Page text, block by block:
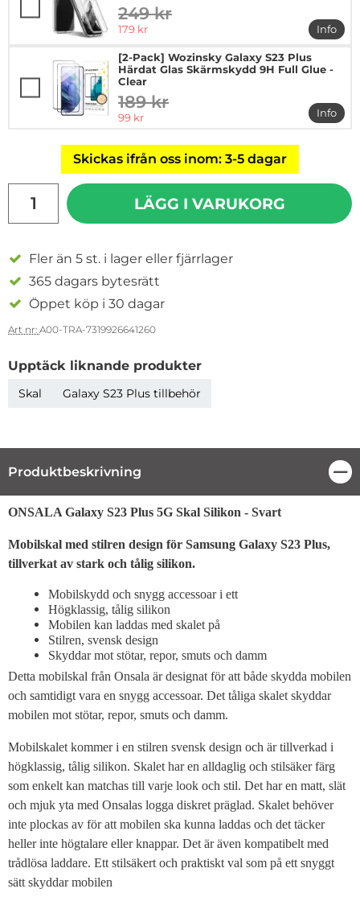
tidigare pris
249 kr
rea pris
179 kr
Info
mer
[2-Pack] Wozinsky Galaxy S23 Plus
Härdat Glas Skärmskydd 9H Full Glue -
Clear
tidigare pris
189 kr
rea pris
99 kr
Info
mer
Skickas ifrån oss inom: 3-5 dagar
LÄGG I VARUKORG
Fler än 5 st. i lager eller fjärrlager
365 dagars bytesrätt
Öppet köp i 30 dagar
Art nr: A00-TRA-7319926641260
Upptäck liknande produkter
Skal Galaxy S23 Plus tillbehör
Produktbeskrivning
Produktbeskrivning
ONSALA Galaxy S23 Plus 5G Skal Silikon - Svart
Mobilskal med stilren design för Samsung Galaxy S23 Plus,
tillverkat av stark och tålig silikon.
Mobilskydd och snygg accessoar i ett
Högklassig, tålig silikon
Mobilen kan laddas med skalet på
Stilren, svensk design
Skyddar mot stötar, repor, smuts och damm
Detta mobilskal från Onsala är designat för att både skydda mobilen
och samtidigt vara en snygg accessoar. Det tåliga skalet skyddar
mobilen mot stötar, repor, smuts och damm.
Mobilskalet kommer i en stilren svensk design och är tillverkad i
högklassig, tålig silikon. Skalet har en alldaglig och stilsäker färg
som enkelt kan matchas till varje look och stil. Det har en matt, slät
och mjuk yta med Onsalas logga diskret präglad. Skalet behöver
inte plockas av för att mobilen ska kunna laddas och det täcker
heller inte högtalare eller knappar. Det är även kompatibelt med
trådlösa laddare. Ett stilsäkert och praktiskt val som på ett snyggt
sätt skyddar mobilen